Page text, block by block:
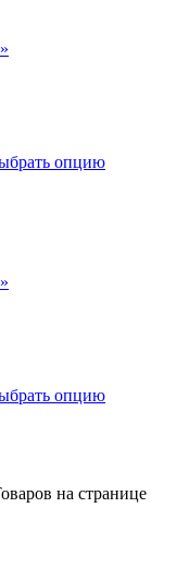
опцию
опцию
на странице